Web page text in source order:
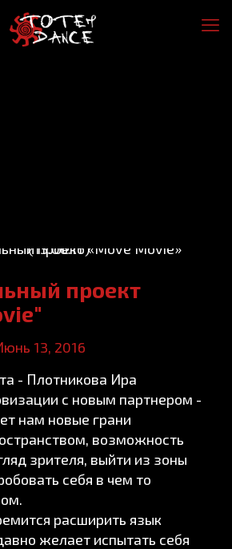
проект
13, 2016
- Плотникова Ира
с новым партнером -
нам новые грани
возможность
зрителя, выйти из зоны
себя в чем то
расширить язык
желает испытать себя